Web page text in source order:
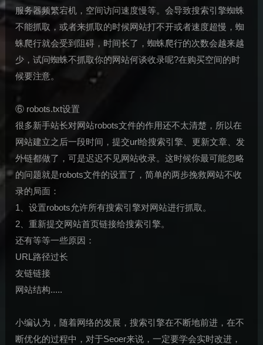
服务器频繁宕机，空间访问速度慢等。会导致搜索引擎蜘蛛
不能抓取，或者来抓取的时候网站打不开或者速度超慢，蜘
蛛爬行就会受到阻碍，时间长了，蜘蛛爬行的次数会越来越
少，试问蜘蛛不抓取你的网站何谈收录呢?在购买空间的时
候要注意。
⑥ robots.txt设置
很多新手站长对网站robots文件的作用还不太清楚，所以在
网站建立之后一段时间，提交url给搜索引擎、更新文章、发
外链都做了，可是迟迟不见网站收录。这时候你最可能忽略
的问题就是robots文件的设置了，简单的两步挽救网站不收
录的局面：
1、设置robots允许所有搜索引擎对网站进行抓取。
2、重新提交网站首页链接给搜索引擎。
还有等等一些原因：
URL路径过长
友链链接
网站结构.....
小编认为，随着网络的发展，搜索引擎在不断地前进，在不
断优化的过程中，对于Seoer来说，一定要学会实时改进，